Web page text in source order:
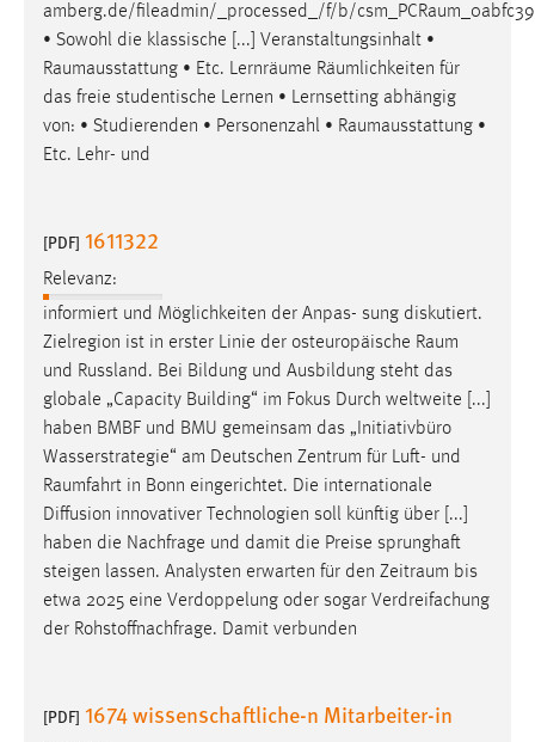
amberg.de/fileadmin/_processed_/f/b/
• Sowohl die klassische [...] Veranstaltungsinhalt •
Raumausstattung • Etc. Lernräume Räumlichkeiten für
das freie studentische Lernen • Lernsetting abhängig
von: • Studierenden • Personenzahl • Raumausstattung •
Etc. Lehr- und
[PDF] 1611322
Relevanz:
informiert und Möglichkeiten der Anpas- sung diskutiert.
Zielregion ist in erster Linie der osteuropäische Raum
und Russland. Bei Bildung und Ausbildung steht das
globale „Capacity Building“ im Fokus Durch weltweite [...]
haben BMBF und BMU gemeinsam das „Initiativbüro
Wasserstrategie“ am Deutschen Zentrum für Luft- und
Raumfahrt in Bonn eingerichtet. Die internationale
Diffusion innovativer Technologien soll künftig über [...]
haben die Nachfrage und damit die Preise sprunghaft
steigen lassen. Analysten erwarten für den Zeitraum bis
etwa 2025 eine Verdoppelung oder sogar Verdreifachung
der Rohstoffnachfrage. Damit verbunden
[PDF] 1674 wissenschaftliche-n Mitarbeiter-in